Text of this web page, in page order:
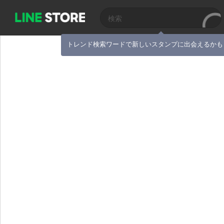
トレンド検索ワードで新しいスタンプに出会えるか